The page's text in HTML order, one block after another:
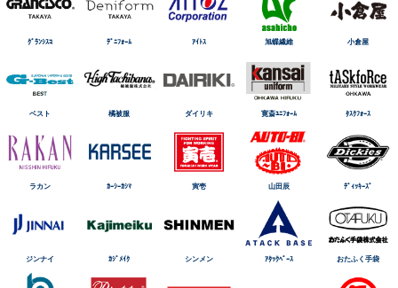
ｸﾞﾗﾝｼｽｺ ﾃﾞﾆﾌｫｰﾑ ｱｲﾄｽ 旭蝶繊維 小倉屋
ベスト 橘被服 ダイリキ 寛斎ﾕﾆﾌｫｰﾑ ﾀｽｸﾌｫｰｽ
ラカン ｶｰｼｰｶｼﾏ 寅壱 山田辰 ﾃﾞｨｯｷｰｽﾞ
ジンナイ ｶｼﾞﾒｲｸ シンメン ｱﾀｯｸﾍﾞｰｽ おたふく手袋